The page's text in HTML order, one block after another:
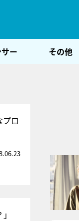
ー その他
ロ